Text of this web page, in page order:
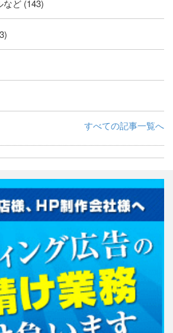
ど (143)
すべての記事一覧へ